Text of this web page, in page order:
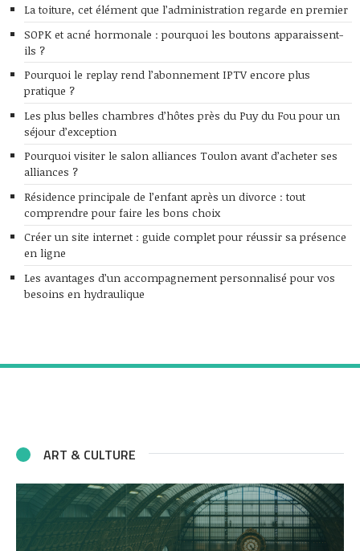
La toiture, cet élément que l’administration regarde en premier
SOPK et acné hormonale : pourquoi les boutons apparaissent-
ils ?
Pourquoi le replay rend l’abonnement IPTV encore plus
pratique ?
Les plus belles chambres d’hôtes près du Puy du Fou pour un
séjour d’exception
Pourquoi visiter le salon alliances Toulon avant d’acheter ses
alliances ?
Résidence principale de l’enfant après un divorce : tout
comprendre pour faire les bons choix
Créer un site internet : guide complet pour réussir sa présence
en ligne
Les avantages d’un accompagnement personnalisé pour vos
besoins en hydraulique
ART & CULTURE